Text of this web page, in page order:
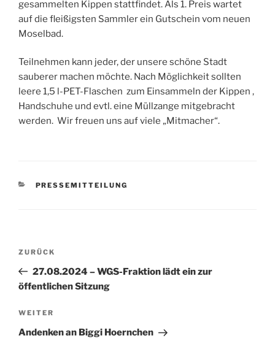
gesammelten Kippen stattfindet. Als 1. Preis wartet
auf die fleißigsten Sammler ein Gutschein vom neuen
Moselbad.
Teilnehmen kann jeder, der unsere schöne Stadt
sauberer machen möchte. Nach Möglichkeit sollten
leere 1,5 l-PET-Flaschen zum Einsammeln der Kippen ,
Handschuhe und evtl. eine Müllzange mitgebracht
werden. Wir freuen uns auf viele „Mitmacher“.
KATEGORIEN
PRESSEMITTEILUNG
Beitragsnavigation
Vorheriger
Beitrag
ZURÜCK
27.08.2024 – WGS-Fraktion lädt ein zur
öffentlichen Sitzung
Nächster
Beitrag
WEITER
Andenken an Biggi Hoernchen